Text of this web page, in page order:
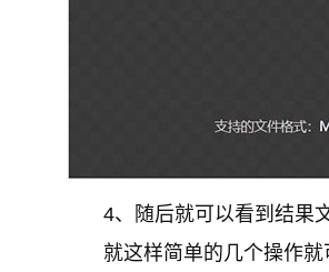
4、随后就可以看到结果文
就这样简单的几个操作就